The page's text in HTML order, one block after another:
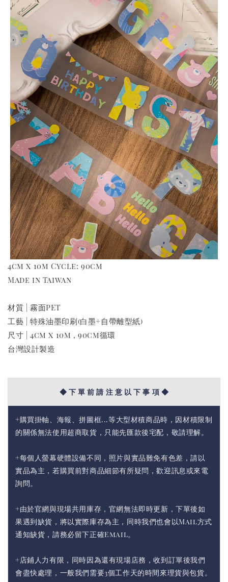
4cm x 10m Cycle: 90cm
Made in Taiwan
材質 | 霧面PET
工藝 | 特殊油墨印刷(白墨+自帶離型紙)
尺寸 | 4cm x 10m , 90cm循環
台灣設計製造
◆ 下 單 前 請 注 意 以 下 事 項 ◆
+購買掛軸、海報、拼圖框...等大型材積商品時，因材積限制
的關係無法使用超商取貨，只能先匯款後宅配，敬請理解。
+每個人螢幕硬體設備不同，照片與實品難免有色差，請以
實品為主，若購買前對商品細節有所疑問，歡迎訊息或來電
詢問。
+由於官網與現場共用庫存，官網無法即時更新，下單後如
果遇到缺貨，將以實際庫存為主，同時我們也會以Mail方式
通知缺貨，請務必留下正確Email。
+店鋪人力有限，同時因為還有現場店務，收到訂單後我們
會盡快處理，一般我們需要3個工作天的時間來理貨與包貨。